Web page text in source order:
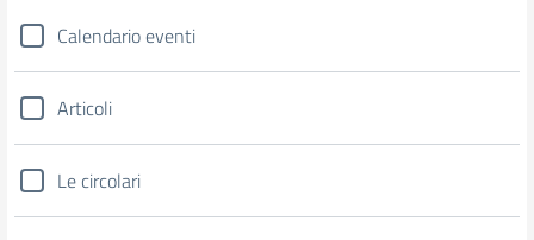
Calendario eventi
Articoli
Le circolari